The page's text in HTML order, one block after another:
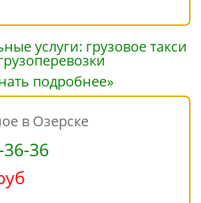
подробнее»
в Озерске
36